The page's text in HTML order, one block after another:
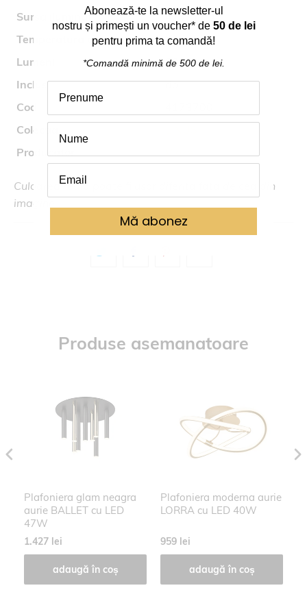
Sursa iluminat
42W LED
Temperatura culoare
3000K
Lumeni
3245
Inclus
da
Cod
Colectia
Producator
Culoarea reala poate fi usor diferita fata de cea din
imagine.
Produse asemanatoare
Plafoniera glam neagra
aurie BALLET cu LED
47W
1.427 lei
adaugă în coș
Plafoniera moderna aurie
LORRA cu LED 40W
959 lei
adaugă în coș
Abonează-te la newsletter-ul
nostru și primești un voucher* de 50 de lei
pentru prima ta comandă!
*Comandă minimă de 500 de lei.
Mă abonez